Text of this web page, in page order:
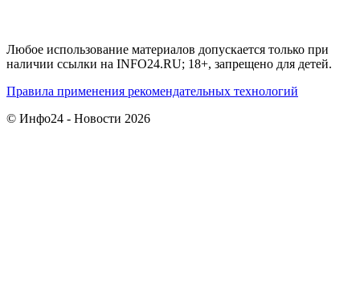
Любое использование материалов допускается только при
наличии ссылки на INFO24.RU; 18+, запрещено для детей.
Правила применения рекомендательных технологий
© Инфо24 - Новости 2026